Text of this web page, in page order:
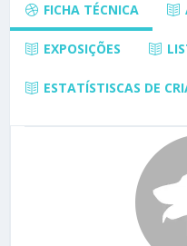
FICHA TÉCNICA
EXPOSIÇÕES
ESTATÍSTISCAS DE